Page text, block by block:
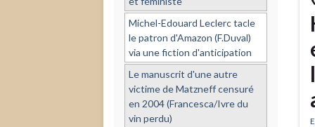
Michel-Edouard Leclerc tacle
le patron d'Amazon (F.Duval)
via une fiction d'anticipation
Le manuscrit d'une autre
victime de Matzneff censuré
en 2004 (Francesca/Ivre du
vin perdu)